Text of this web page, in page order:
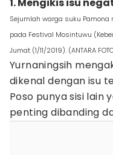
Sejumlah warga suku
pada Festival Mosintuwu
Jumat (1/11/2019). (ANTARA
Yurnaningsih
dikenal dengan isu
Poso punya sisi lain
penting dibanding